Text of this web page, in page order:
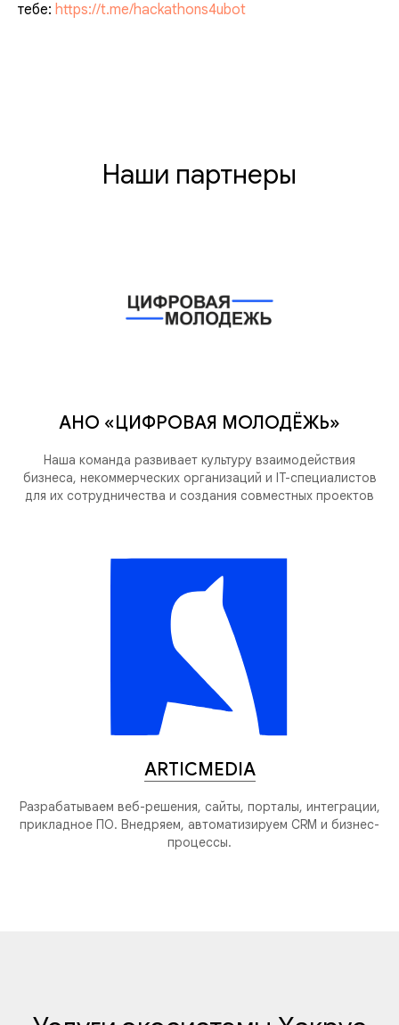
тебе: https://t.me/hackathons4ubot
Наши партнеры
АНО «ЦИФРОВАЯ МОЛОДЁЖЬ»
Наша команда развивает культуру взаимодействия
бизнеса, некоммерческих организаций и IT-специалистов
для их сотрудничества и создания совместных проектов
ARTICMEDIA
Разрабатываем веб-решения, сайты, порталы, интеграции,
прикладное ПО. Внедряем, автоматизируем CRM и бизнес-
процессы.